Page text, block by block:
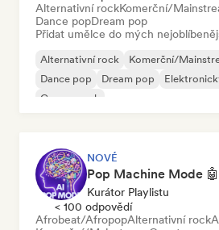
Alternativní rockKomerční/
Dance popDream pop
Přidat umělce do mých
Alternativní rock Komerční/
Dance pop
Dream pop
Garage rock
NOVÉ
Kurátor Playlistu
< 100 odpovědí
Afrobeat/AfropopAlternativní rock